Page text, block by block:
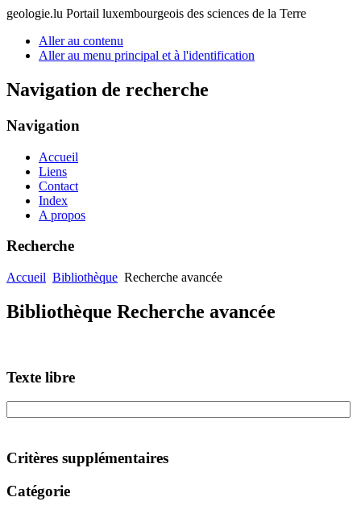
geologie.lu Portail luxembourgeois des sciences de la Terre
Aller au contenu
Aller au menu principal et à l'identification
Navigation de recherche
Navigation
Accueil
Liens
Contact
Index
A propos
Recherche
Accueil Bibliothèque Recherche avancée
Bibliothèque Recherche avancée
Texte libre
Critères supplémentaires
Catégorie